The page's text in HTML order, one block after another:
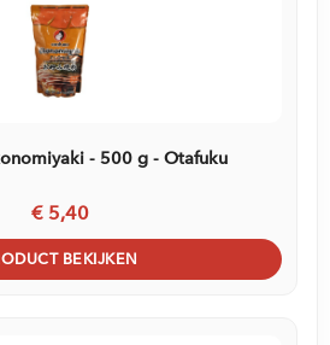
- 500 g - Otafuku
€ 5,40
BEKIJKEN